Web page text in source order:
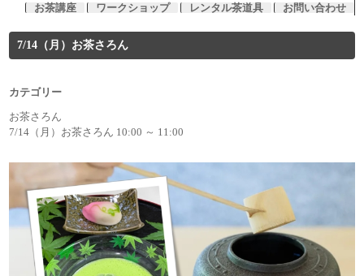
お茶講座
ワークショップ レンタル茶道具 お問い合わせ
7/14（月）お茶さろん
カテゴリー
お茶さろん
7/14（月）お茶さろん 10:00 ～ 11:00